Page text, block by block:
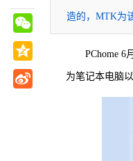
造的，MTK为
PChome 6
为笔记本电脑